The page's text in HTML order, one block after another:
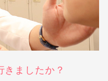
ましたか？